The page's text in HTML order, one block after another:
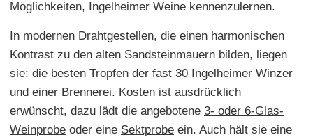
Möglichkeiten, Ingelheimer Weine kennenzulernen.
In modernen Drahtgestellen, die einen harmonischen
Kontrast zu den alten Sandsteinmauern bilden, liegen
sie: die besten Tropfen der fast 30 Ingelheimer Winzer
und einer Brennerei. Kosten ist ausdrücklich
erwünscht, dazu lädt die angebotene 3- oder 6-Glas-
Weinprobe oder eine Sektprobe ein. Auch hält sie eine